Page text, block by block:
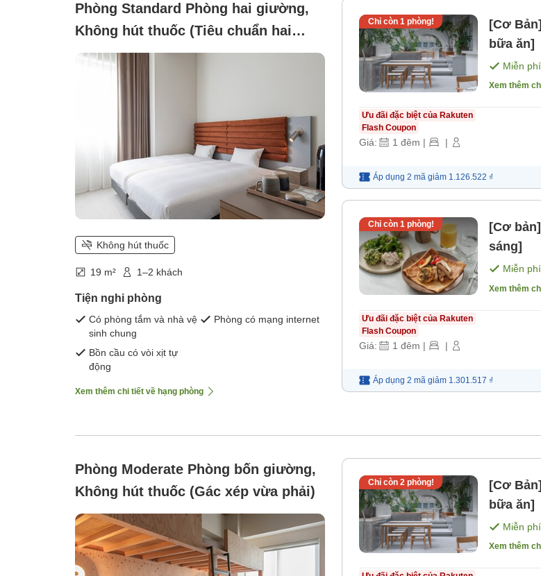
Phòng Standard Phòng hai giường,
Không hút thuốc (Tiêu chuẩn hai
giường)
Không hút thuốc
19 m² 1–2 khách
Tiện nghi phòng
Có phòng tắm và nhà vệ
sinh chung
Phòng có mạng internet
Bồn cầu có vòi xịt tự
động
Xem thêm chi tiết về hạng phòng
Chỉ còn 1phòng!
[Cơ
bữa ăn]
Miễn
Xem thêm
Ưu đãi đặc biệt của Rakuten
Flash Coupon
Giá: 1 đêm | |
Áp dụng 2 mã giảm 1.126.522 ₫
Chỉ còn 1phòng!
[Cơ
sáng]
Miễn
Xem thêm
Ưu đãi đặc biệt của Rakuten
Flash Coupon
Giá: 1 đêm | |
Áp dụng 2 mã giảm 1.301.517 ₫
Phòng Moderate Phòng bốn giường,
Không hút thuốc (Gác xép vừa phải)
Chỉ còn 2phòng!
[Cơ
bữa ăn]
Miễn
Xem thêm